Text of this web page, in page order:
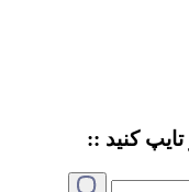
تایپکنید ::